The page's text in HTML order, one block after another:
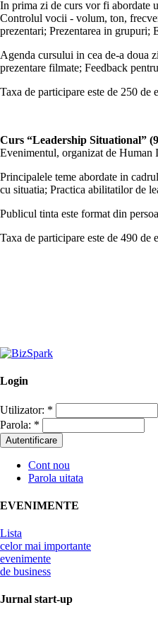
In prima zi de curs vor fi abordate
Controlul vocii - volum, ton,
prezentari; Prezentarea in grupuri;
Agenda cursului in cea de-a doua
prezentare filmate; Feedback
Taxa de participare este de 250
Curs “Leadership Situational”
Evenimentul, organizat de Human
Principalele teme abordate in
cu situatia; Practica abilitatilor de
Publicul tinta este format din
Taxa de participare este de 490
Login
Utilizator: *
Parola: *
Cont nou
Parola uitata
EVENIMENTE
Lista
celor mai importante
evenimente
de business
Jurnal start-up